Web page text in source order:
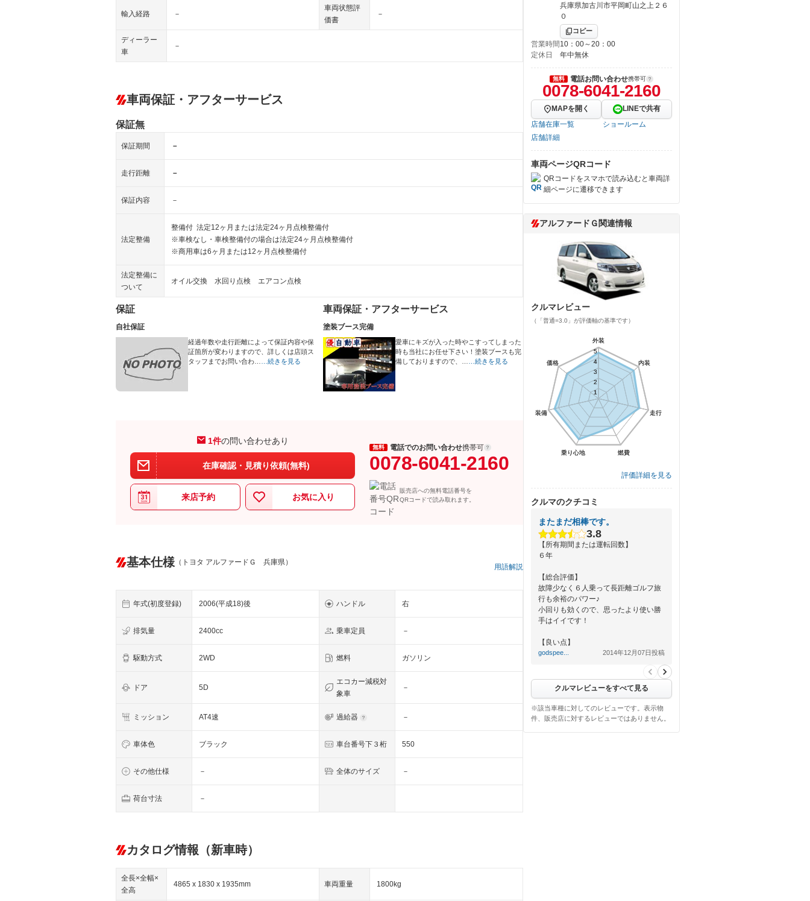
輸入経路 －
車両状態評
価書
－
ディーラー
車
－
車両保証・アフターサービス
保証無
保証期間 －
走行距離 －
保証内容 －
法定整備
整備付 法定12ヶ月または法定24ヶ月点検整備付
※車検なし・車検整備付の場合は法定24ヶ月点検整備付
※商用車は6ヶ月または12ヶ月点検整備付
法定整備に
ついて
オイル交換 水回り点検 エアコン点検
保証
自社保証
経過年数や走行距離によって保証内容や保
証箇所が変わりますので、詳しくは店頭ス
タッフまでお問い合わ…
…続きを見る
車両保証・アフターサービス
塗装ブース完備
愛車にキズが入った時やこすってしまった
時も当社にお任せ下さい！塗装ブースも完
備しておりますので、…
…続きを見る
1件の問い合わせあり
在庫確認・見積り依頼(無料)
来店予約 お気に入り
無料 電話でのお問い合わせ携帯可
0078-6041-2160
販売店への無料電話番号を
QRコードで読み取れます。
基本仕様 （トヨタ アルファードＧ 兵庫県）
用語解説
年式(初度登録) 2006(平成18)後 ハンドル 右
排気量 2400cc 乗車定員 －
駆動方式 2WD 燃料 ガソリン
ドア 5D
エコカー減税対
象車
－
ミッション AT4速 過給器 －
車体色 ブラック 車台番号下３桁 550
その他仕様 － 全体のサイズ －
荷台寸法 －
カタログ情報（新車時）
全長×全幅×
全高
4865 x 1830 x 1935mm 車両重量 1800kg
兵庫県加古川市平岡町山之上２６
０
コピー
営業時間10：00～20：00
定休日
年中無休
無料 電話お問い合わせ携帯可
0078-6041-2160
MAPを開く
LINEで共有
店舗在庫一覧
ショールーム
店舗詳細
車両ページQRコード
QRコードをスマホで読み込むと車両詳
細ページに遷移できます
アルファードＧ関連情報
クルマレビュー
（「普通=3.0」が評価軸の基準です）
外装
内装
走行
燃費
乗り心地
装備
価格
1
2
3
4
5
外装
内装
走行
燃費
乗り心地
装備
価格
1
2
3
4
5
評価詳細を見る
クルマのクチコミ
またまだ相棒です。
3.8
【所有期間または運転回数】
６年
【総合評価】
故障少なく６人乗って長距離ゴルフ旅
行も余裕のパワー♪
小回りも効くので、思ったより使い勝
手はイイです！
【良い点】
パワーは申し分なく、ワインディング
godspee... 2014年12月07日投稿
クルマレビューをすべて見る
※該当車種に対してのレビューです。表示物
件、販売店に対するレビューではありません。